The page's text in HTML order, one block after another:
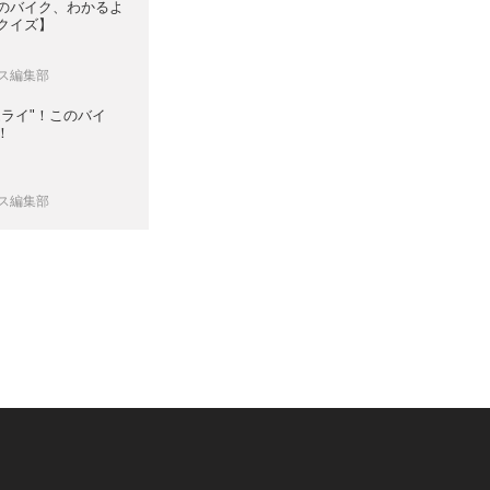
バイク、わかるよ
イズ】
編集部
イ"！このバイ
編集部